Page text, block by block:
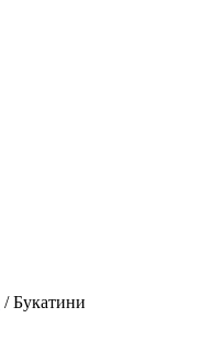
/ Букатини